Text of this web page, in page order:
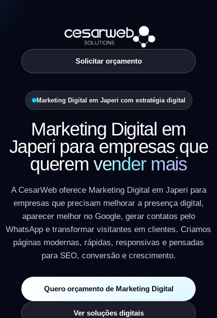
Solicitar orçamento
Marketing Digital em Japeri com estratégia digital
Marketing Digital em
Japeri para empresas que
queremvender mais
A CesarWeb oferece Marketing Digital em Japeri para
empresas que precisam melhorar a presença digital,
aparecer melhor no Google, gerar contatos pelo
WhatsApp e transformar visitantes em clientes. Criamos
páginas modernas, rápidas, responsivas e pensadas
para SEO, conversão e crescimento.
Quero orçamento de Marketing Digital
Ver soluções digitais